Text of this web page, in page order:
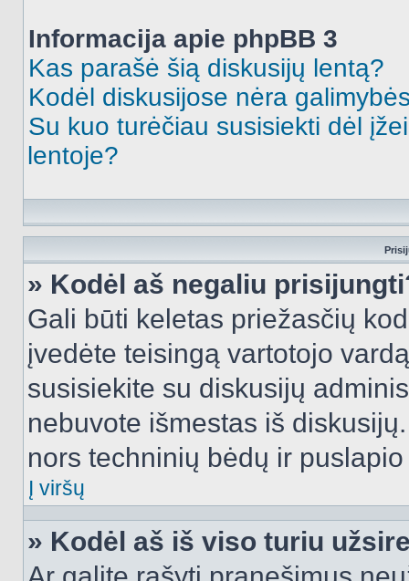
Informacija apie phpBB 3
Kas parašė šią diskusijų lentą?
Kodėl diskusijose nėra
Su kuo turėčiau susisiekti dėl
lentoje?
» Kodėl aš negaliu
Gali būti keletas priežasčių
įvedėte teisingą vartotojo
susisiekite su diskusijų
nebuvote išmestas iš
nors techninių bėdų ir
Į viršų
» Kodėl aš iš viso turiu